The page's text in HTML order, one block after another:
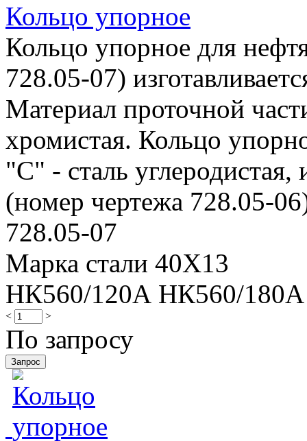
Кольцо упорное
Кольцо упорное для
728.05-07)
Материал проточной
хромистая. Кольцо
"С" - сталь углеродистая,
(номер чертежа 728.05-
728.05-07
Марка стали 40Х13
НК560/120А НК560/180А
< >
По запросу